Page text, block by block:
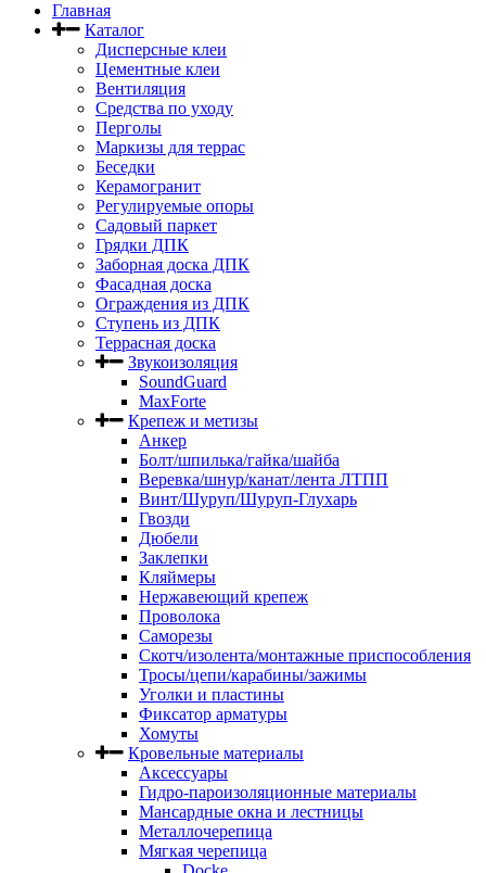
Главная
Каталог
Дисперсные клеи
Цементные клеи
Вентиляция
Средства по уходу
Перголы
Маркизы для террас
Беседки
Керамогранит
Регулируемые опоры
Садовый паркет
Грядки ДПК
Заборная доска ДПК
Фасадная доска
Ограждения из ДПК
Ступень из ДПК
Террасная доска
Звукоизоляция
SoundGuard
MaxForte
Крепеж и метизы
Анкер
Болт/шпилька/гайка/шайба
Веревка/шнур/канат/лента ЛТПП
Винт/Шуруп/Шуруп-Глухарь
Гвозди
Дюбели
Заклепки
Кляймеры
Нержавеющий крепеж
Проволока
Саморезы
Скотч/изолента/монтажные приспособления
Тросы/цепи/карабины/зажимы
Уголки и пластины
Фиксатор арматуры
Хомуты
Кровельные материалы
Аксессуары
Гидро-пароизоляционные материалы
Мансардные окна и лестницы
Металлочерепица
Мягкая черепица